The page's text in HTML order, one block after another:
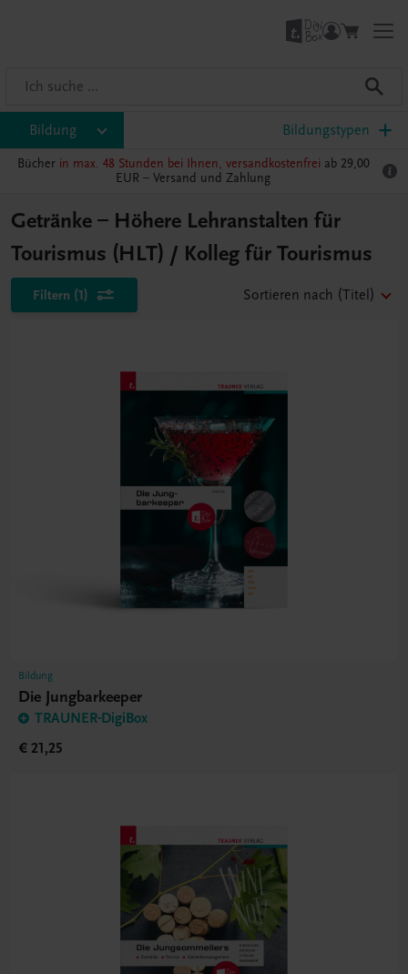
Bildung Bildungstypen
Bücher in max. 48 Stunden bei Ihnen, versandkostenfrei ab 29,00
EUR – Versand und Zahlung
Getränke – Höhere Lehranstalten für
Tourismus (HLT) / Kolleg für Tourismus
Filtern (1) Sortieren nach (Titel)
Bildung
Die Jungbarkeeper
TRAUNER-DigiBox
€ 21,25